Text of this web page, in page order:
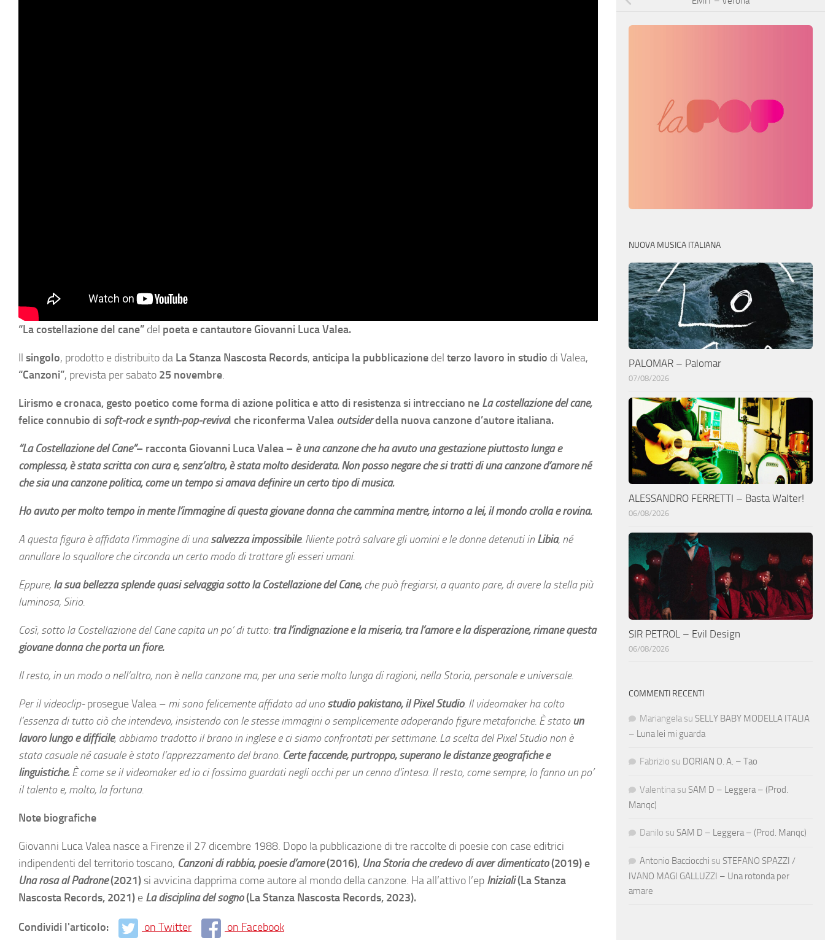
“La costellazione del cane” del poeta e cantautore Giovanni Luca Valea.
Il singolo, prodotto e distribuito da La Stanza Nascosta Records, anticipa la pubblicazione del terzo lavoro in studio di Valea,
“Canzoni”, prevista per sabato 25 novembre.
Lirismo e cronaca, gesto poetico come forma di azione politica e atto di resistenza si intrecciano ne La costellazione del cane,
felice connubio di soft-rock e synth-pop-revival che riconferma Valea outsiderdella nuova canzone d’autore italiana.
“La Costellazione del Cane”– racconta Giovanni Luca Valea – è una canzone che ha avuto una gestazione piuttosto lunga e
complessa, è stata scritta con cura e, senz’altro, è stata molto desiderata. Non posso negare che si tratti di una canzone d’amore né
che sia una canzone politica, come un tempo si amava definire un certo tipo di musica.
Ho avuto per molto tempo in mente l’immagine di questa giovane donna che cammina mentre, intorno a lei, il mondo crolla e rovina.
A questa figura è affidata l’immagine di unasalvezza impossibile. Niente potrà salvare gli uomini e le donne detenuti in Libia, né
annullare lo squallore che circonda un certo modo di trattare gli esseri umani.
Eppure, la sua bellezza splende quasi selvaggia sotto la Costellazione del Cane,che può fregiarsi, a quanto pare, di avere la stella più
luminosa, Sirio.
Così, sotto la Costellazione del Cane capita un po’ di tutto: tra l’indignazione e la miseria, tra l’amore e la disperazione, rimane questa
giovane donna che porta un fiore.
Il resto, in un modo o nell’altro, non è nella canzone ma, per una serie molto lunga di ragioni, nella Storia, personale e universale.
Per il videoclip-prosegue Valea – mi sono felicemente affidato ad unostudio pakistano, il Pixel Studio. Il videomaker ha colto
l’essenza di tutto ciò che intendevo, insistendo con le stesse immagini o semplicemente adoperando figure metaforiche. È statoun
lavoro lungo e difficile, abbiamo tradotto il brano in inglese e ci siamo confrontati per settimane. La scelta del Pixel Studio non è
stata casuale né casuale è stato l’apprezzamento del brano. Certe faccende, purtroppo, superano le distanze geografiche e
linguistiche.È come se il videomaker ed io ci fossimo guardati negli occhi per un cenno d’intesa. Il resto, come sempre, lo fanno un po’
il talento e, molto, la fortuna.
Note biografiche
Giovanni Luca Valea nasce a Firenze il 27 dicembre 1988. Dopo la pubblicazione di tre raccolte di poesie con case editrici
indipendenti del territorio toscano, Canzoni di rabbia, poesie d’amore(2016), Una Storia che credevo di aver dimenticato(2019) e
Una rosa al Padrone(2021) si avvicina dapprima come autore al mondo della canzone. Ha all’attivo l’ep Iniziali(La Stanza
Nascosta Records, 2021) e La disciplina del sogno(La Stanza Nascosta Records, 2023).
Condividi l'articolo: on Twitter on Facebook
NUOVA MUSICA ITALIANA
PALOMAR – Palomar
07/08/2026
ALESSANDRO FERRETTI – Basta Walter!
06/08/2026
SIR PETROL – Evil Design
06/08/2026
COMMENTI RECENTI
Mariangela su SELLY BABY MODELLA ITALIA
– Luna lei mi guarda
Fabrizio su DORIAN O. A. – Tao
Valentina su SAM D – Leggera – (Prod.
Manqc)
Danilo su SAM D – Leggera – (Prod. Manqc)
Antonio Bacciocchi su STEFANO SPAZZI /
IVANO MAGI GALLUZZI – Una rotonda per
amare